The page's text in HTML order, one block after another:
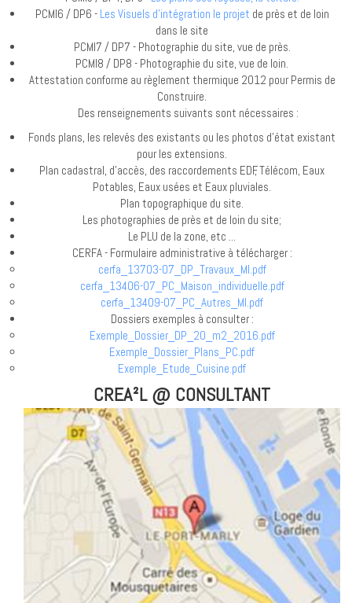
PCMI6 / DP6 - Les Visuels d'intégration le projet de près et de loin
dans le site
PCMI7 / DP7 - Photographie du site, vue de près.
PCMI8 / DP8 - Photographie du site, vue de loin.
Attestation conforme au règlement thermique 2012 pour Permis de
Construire.
Des renseignements suivants sont nécessaires :
Fonds plans, les relevés des existants ou les photos d'état existant
pour les extensions.
Plan cadastral, d'accès, des raccordements EDF, Télécom, Eaux
Potables, Eaux usées et Eaux pluviales.
Plan topographique du site.
Les photographies de près et de loin du site;
Le PLU de la zone, etc ...
CERFA - Formulaire administrative à télécharger :
cerfa_13703-07_DP_Travaux_MI.pdf
cerfa_13406-07_PC_Maison_individuelle.pdf
cerfa_13409-07_PC_Autres_MI.pdf
Dossiers exemples à consulter :
Exemple_Dossier_DP_20_m2_2016.pdf
Exemple_Dossier_Plans_PC.pdf
Exemple_Etude_Cuisine.pdf
CREA²L @ CONSULTANT